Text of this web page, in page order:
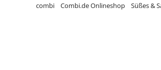
combi Combi.de Onlineshop Süßes &